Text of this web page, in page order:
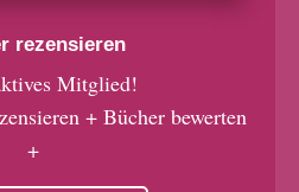
rezensieren
Mitglied!
+ Bücher bewerten
+